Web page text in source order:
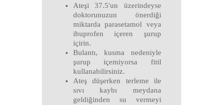
Ateşi 37.5′un üzerindeyse
doktorunuzun önerdiği
miktarda parasetamol veya
ibuprofen içeren şurup
içirin.
Bulantı, kusma nedeniyle
şurup içemiyorsa fitil
kullanabilirsiniz.
Ateş düşerken terleme ile
sıvı kaybı meydana
geldiğinden su vermeyi